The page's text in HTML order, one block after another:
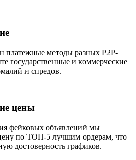
платежные методы разных P2P-
государственные и коммерческие
и спредов.
цены
фейковых объявлений мы
по ТОП-5 лучшим ордерам, что
достоверность графиков.